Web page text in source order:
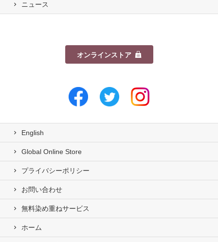
ニュース
オンラインストア
English
Global Online Store
プライバシーポリシー
お問い合わせ
無料染め重ねサービス
ホーム